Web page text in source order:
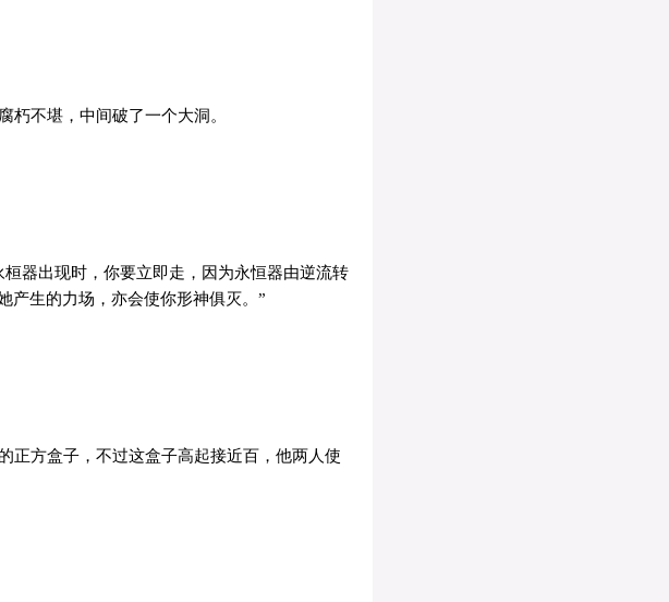
不堪，中间破了一个大洞。
器出现时，你要立即走，因为永恒器由逆流转
产生的力场，亦会使你形神俱灭。”
方盒子，不过这盒子高起接近百，他两人使